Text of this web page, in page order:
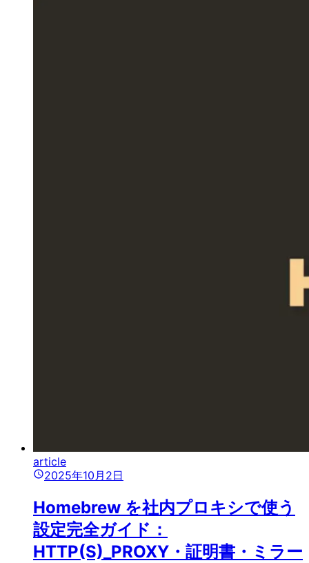
article
2025年10月2日
Homebrew を社内プロキシで使う
設定完全ガイド：
HTTP(S)_PROXY・証明書・ミラー